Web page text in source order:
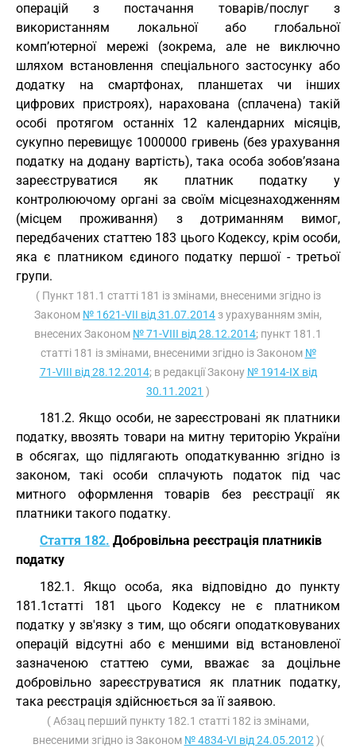
операцій з постачання товарів/послуг з
використанням локальної або глобальної
комп’ютерної мережі (зокрема, але не виключно
шляхом встановлення спеціального застосунку або
додатку на смартфонах, планшетах чи інших
цифрових пристроях), нарахована (сплачена) такій
особі протягом останніх 12 календарних місяців,
сукупно перевищує 1000000 гривень (без урахування
податку на додану вартість), така особа зобов’язана
зареєструватися як платник податку у
контролюючому органі за своїм місцезнаходженням
(місцем проживання) з дотриманням вимог,
передбачених статтею 183 цього Кодексу, крім особи,
яка є платником єдиного податку першої - третьої
групи.
( Пункт 181.1 статті 181 із змінами, внесеними згідно із
Законом № 1621-VII від 31.07.2014з урахуванням змін,
внесених Законом № 71-VIII від 28.12.2014; пункт 181.1
статті 181 із змінами, внесеними згідно із Законом №
71-VIII від 28.12.2014; в редакції Закону № 1914-IX від
30.11.2021 )
181.2. Якщо особи, не зареєстровані як платники
податку, ввозять товари на митну територію України
в обсягах, що підлягають оподаткуванню згідно із
законом, такі особи сплачують податок під час
митного оформлення товарів без реєстрації як
платники такого податку.
Стаття 182. Добровільна реєстрація платників
податку
182.1. Якщо особа, яка відповідно до пункту
181.1статті 181 цього Кодексу не є платником
податку у зв'язку з тим, що обсяги оподатковуваних
операцій відсутні або є меншими від встановленої
зазначеною статтею суми, вважає за доцільне
добровільно зареєструватися як платник податку,
така реєстрація здійснюється за її заявою.
( Абзац перший пункту 182.1 статті 182 із змінами,
внесеними згідно із Законом № 4834-VI від 24.05.2012 )(